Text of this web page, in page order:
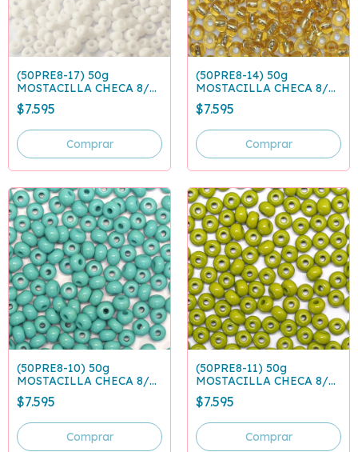
(50PRE8-17) 50g
MOSTACILLA CHECA 8/0
BLANCO 03050
$7.595
(50PRE8-14) 50g
MOSTACILLA CHECA 8/0
DORADO 17020
$7.595
(50PRE8-10) 50g
MOSTACILLA CHECA 8/0
VERDE TURQUESA 63130
$7.595
(50PRE8-11) 50g
MOSTACILLA CHECA 8/0
VERDE OLIVA 53430
$7.595